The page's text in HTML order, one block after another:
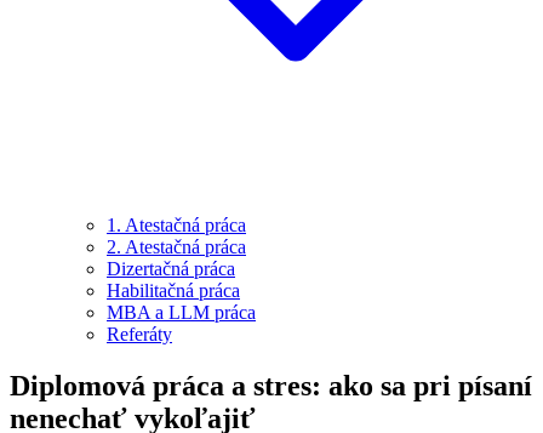
1. Atestačná práca
2. Atestačná práca
Dizertačná práca
Habilitačná práca
MBA a LLM práca
Referáty
Diplomová práca a stres: ako sa pri písaní
nenechať vykoľajiť